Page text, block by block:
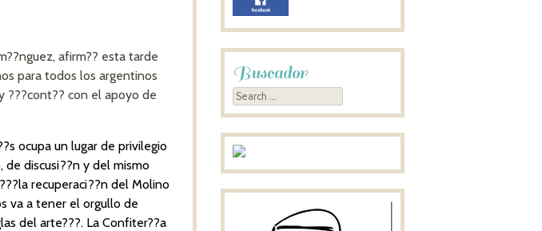
afirm?? esta tarde
para todos los argentinos
???cont?? con el apoyo de
ocupa un lugar de privilegio
discusi??n y del mismo
recuperaci??n del Molino
va a tener el orgullo de
del arte???. La Confiter??a
Buscador
Search